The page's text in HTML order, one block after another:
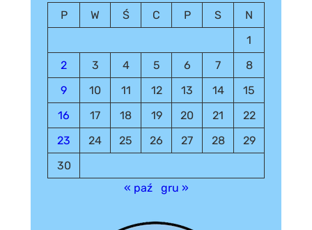
P
W Ś C P S
N
1
2
3 4 5 6 7
8
9
10 11 12 13 14
15
16
17 18 19 20 21
22
23
24 25 26 27 28
29
30
« paź
gru »